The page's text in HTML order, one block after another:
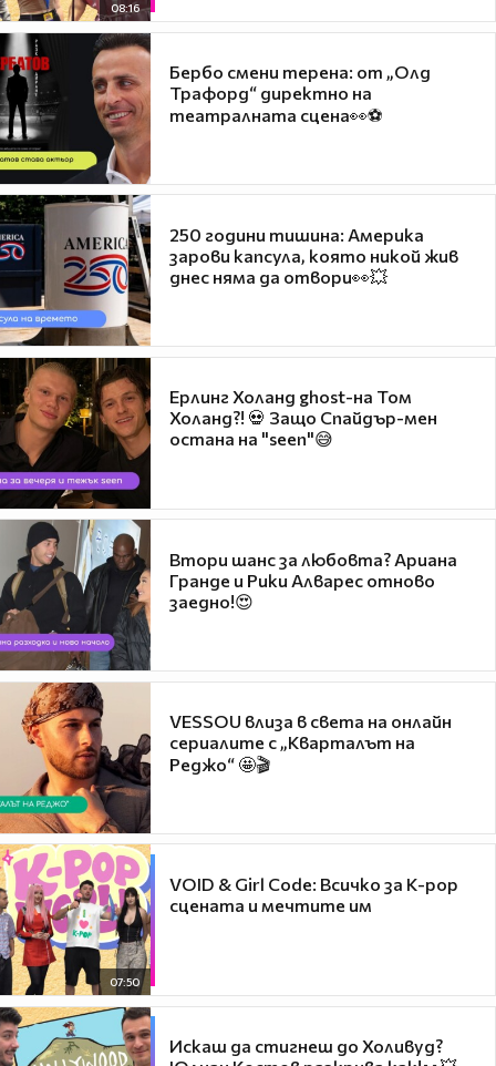
08:16
Бербо смени терена: от „Олд
Трафорд“ директно на
театралната сцена👀⚽
250 години тишина: Америка
зарови капсула, която никой жив
днес няма да отвори👀💥
Ерлинг Холанд ghost-на Том
Холанд?! 💀 Защо Спайдър-мен
остана на "seen"😅
Втори шанс за любовта? Ариана
Гранде и Рики Алварес отново
заедно!😍
VESSOU влиза в света на онлайн
сериалите с „Кварталът на
Реджо“ 🤩🎬
07:50
VOID & Girl Code: Всичко за K-pop
сцената и мечтите им
Искаш да стигнеш до Холивуд?